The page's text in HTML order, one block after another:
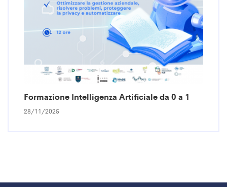
Formazione Intelligenza Artificiale da 0 a 1
28/11/2025